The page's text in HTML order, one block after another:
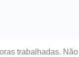
trabalhadas. Não